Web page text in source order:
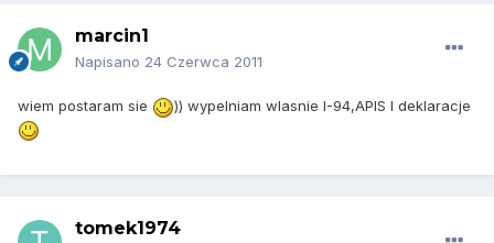
marcin1
Napisano 24 Czerwca 2011
wiem postaram sie )) wypelniam wlasnie I-94,APIS I deklaracje
tomek1974